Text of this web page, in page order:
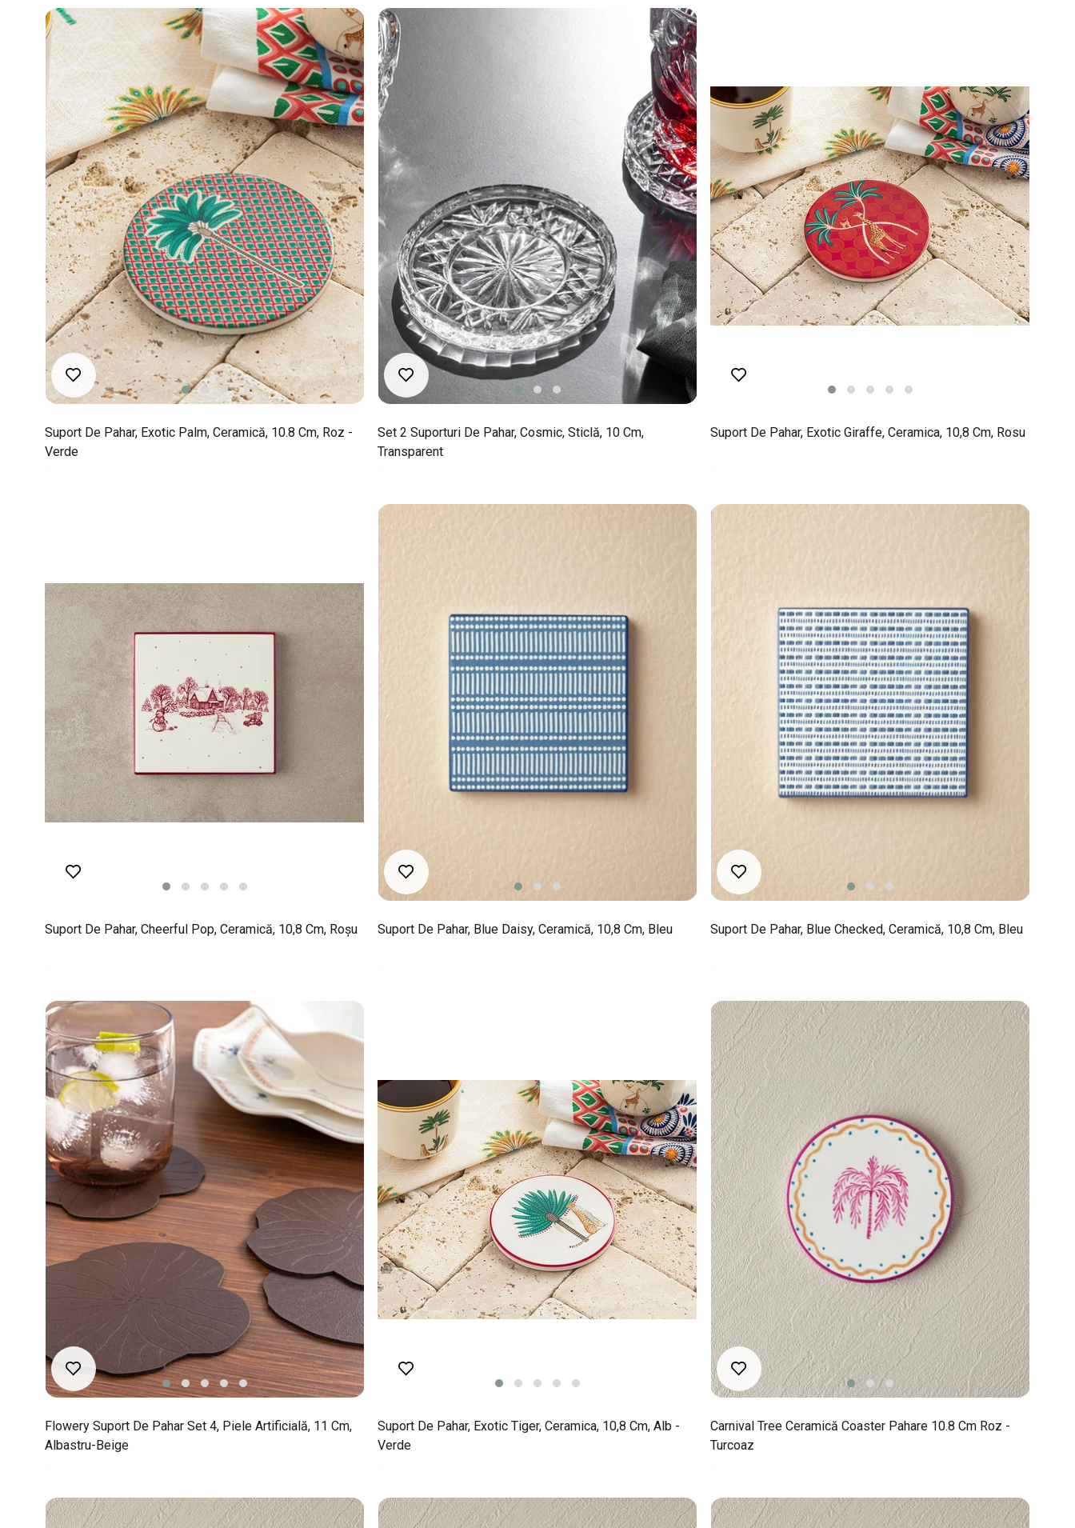
Suport De Pahar, Exotic Palm, Ceramică, 10.8 Cm, Roz -
Verde
Set 2 Suporturi De Pahar, Cosmic, Sticlă, 10 Cm,
Transparent
Suport De Pahar, Exotic Giraffe, Ceramica, 10,8 Cm, Rosu
Suport De Pahar, Cheerful Pop, Ceramică, 10,8 Cm, Roșu Suport De Pahar, Blue Daisy, Ceramică, 10,8 Cm, Bleu Suport De Pahar, Blue Checked, Ceramică, 10,8 Cm, Bleu
Flowery Suport De Pahar Set 4, Piele Artificială, 11 Cm,
Albastru-Beige
Suport De Pahar, Exotic Tiger, Ceramica, 10,8 Cm, Alb -
Verde
Carnival Tree Ceramică Coaster Pahare 10.8 Cm Roz -
Turcoaz